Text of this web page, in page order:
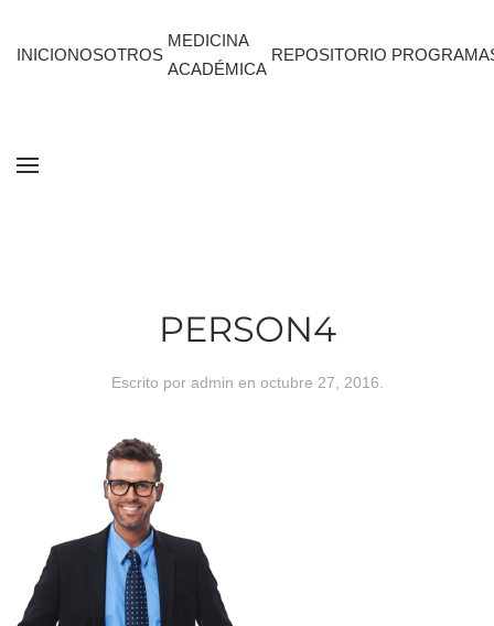
INICIONOSOTROS
MEDICINA
ACADÉMICA
REPOSITORIO
PERSON4
Escrito por admin en octubre 27, 2016